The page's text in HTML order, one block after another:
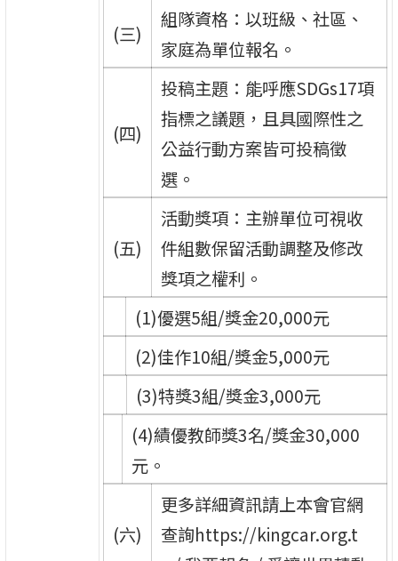
(三)
組隊資格：以班級、社區、
家庭為單位報名。
(四)
投稿主題：能呼應SDGs17項
指標之議題，且具國際性之
公益行動方案皆可投稿徵
選。
(五)
活動獎項：主辦單位可視收
件組數保留活動調整及修改
獎項之權利。
(1)優選5組/獎金20,000元
(2)佳作10組/獎金5,000元
(3)特獎3組/獎金3,000元
(4)績優教師獎3名/獎金30,000
元。
(六)
更多詳細資訊請上本會官網
查詢https://kingcar.org.t